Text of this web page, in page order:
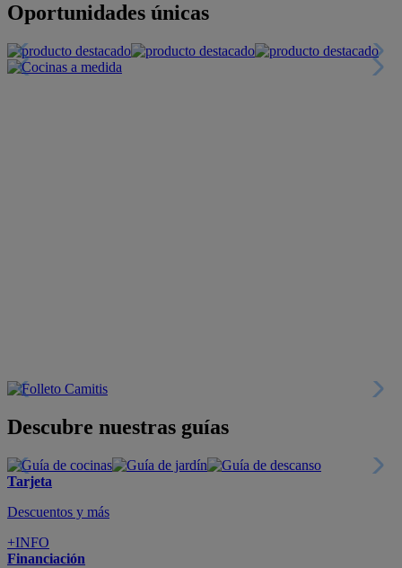
Oportunidades únicas
Descubre nuestras guías
Tarjeta
Descuentos y más
+INFO
Financiación